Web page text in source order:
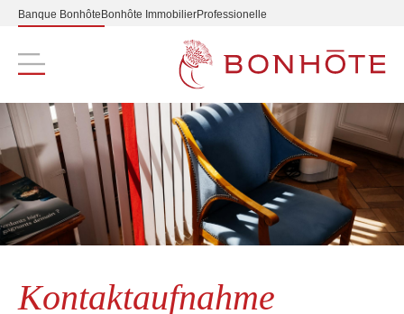
Banque Bonhôte Bonhôte ImmobilierProfessionelle
Navigation principale
Kontaktaufnahme